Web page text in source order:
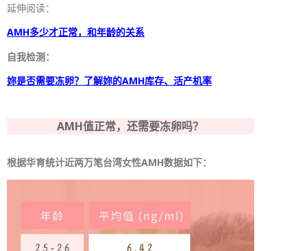
延伸阅读：
AMH多少才正常，和年龄的关系
自我检测：
妳是否需要冻卵？了解妳的AMH库存、活产机率
AMH值正常，还需要冻卵吗？
根据华育统计近两万笔台湾女性AMH数据如下：